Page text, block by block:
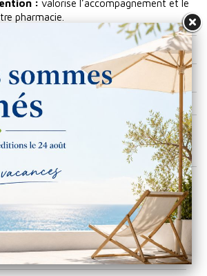
: valorise l’accompagnement et le
pharmacie.
Prix du colis (HT)
45,00 €
 AJOUTER AU PANIER